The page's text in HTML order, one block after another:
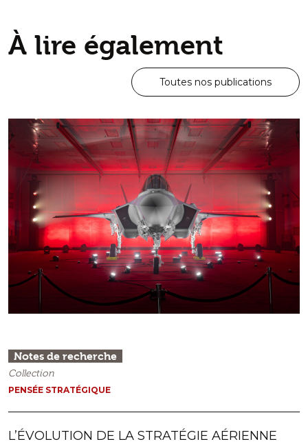
À lire également
Toutes nos publications
Notes de recherche
Collection
PENSÉE STRATÉGIQUE
L’ÉVOLUTION DE LA STRATÉGIE AÉRIENNE